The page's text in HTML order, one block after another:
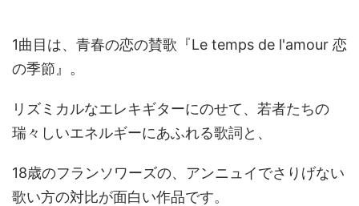
1曲目は、青春の恋の賛歌『Le temps de l'amour 恋
の季節』。
リズミカルなエレキギターにのせて、若者たちの
瑞々しいエネルギーにあふれる歌詞と、
18歳のフランソワーズの、アンニュイでさりげない
歌い方の対比が面白い作品です。